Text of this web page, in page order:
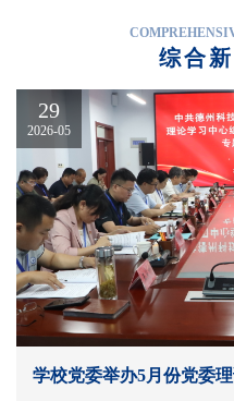
学
区
及创
赛在
综合新
学校党委举办5月份党委
29
2026-05